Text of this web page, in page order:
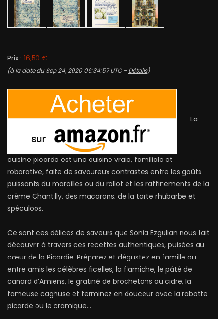
Prix : 16,50 €
(à la date du Sep 24, 2020 09:34:57 UTC –Détails)
La
cuisine picarde est une cuisine vraie, familiale et
roborative, faite de savoureux contrastes entre les goûts
puissants du maroilles ou du rollot et les raffinements de la
crème Chantilly, des macarons, de la tarte rhubarbe et
spéculoos.
Ce sont ces délices de saveurs que Sonia Ezgulian nous fait
découvrir à travers ces recettes authentiques, puisées au
cœur de la Picardie. Préparez et dégustez en famille ou
entre amis les célèbres ficelles, la flamiche, le pâté de
canard d’Amiens, le gratiné de brochetons au cidre, la
fameuse caghuse et terminez en douceur avec la rabotte
picarde ou le cramique…